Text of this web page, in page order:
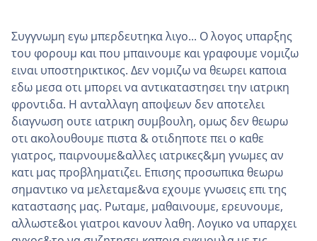
Συγγνωμη εγω μπερδευτηκα λιγο... Ο λογος υπαρξης
του φορουμ και που μπαινουμε και γραφουμε νομιζω
ειναι υποστηρικτικος. Δεν νομιζω να θεωρει καποια
εδω μεσα οτι μπορει να αντικαταστησει την ιατρικη
φροντιδα. Η ανταλλαγη αποψεων δεν αποτελει
διαγνωση ουτε ιατρικη συμβουλη, ομως δεν θεωρω
οτι ακολουθουμε πιστα & οτιδηποτε πει ο καθε
γιατρος, παιρνουμε&αλλες ιατρικες&μη γνωμες αν
κατι μας προβληματιζει. Επισης προσωπικα θεωρω
σημαντικο να μελεταμε&να εχουμε γνωσεις επι της
καταστασης μας. Ρωταμε, μαθαινουμε, ερευνουμε,
αλλωστε&οι γιατροι κανουν λαθη. Λογικο να υπαρχει